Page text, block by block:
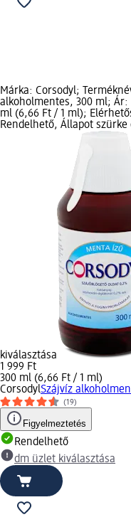
Márka: Corsodyl;
alkoholmentes, 300 ml; Ár:
ml (6,66 Ft / 1 ml);
Rendelhető, Állapot
kiválasztása
1 999 Ft
300 ml (6,66 Ft / 1 ml)
CorsodylSzájvíz
(19)
Figyelmeztetés
Rendelhető
dm üzlet kiválasztása